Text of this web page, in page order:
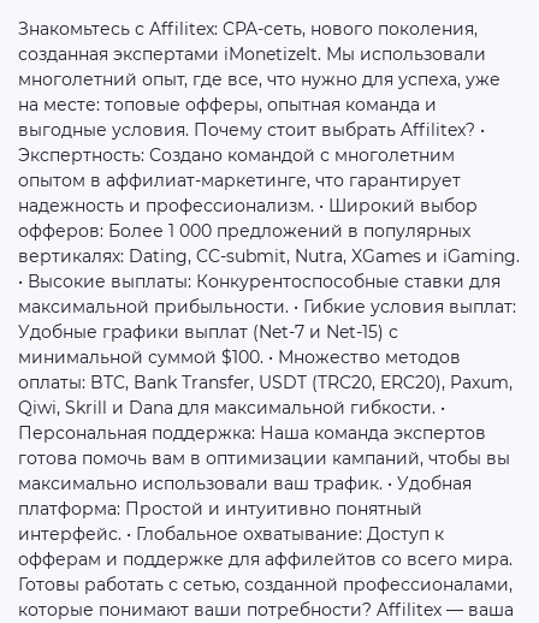
Знакомьтесь с Affilitex: CPA-сеть, нового поколения,
созданная экспертами iMonetizeIt. Мы использовали
многолетний опыт, где все, что нужно для успеха, уже
на месте: топовые офферы, опытная команда и
выгодные условия. Почему стоит выбрать Affilitex? •
Экспертность: Создано командой с многолетним
опытом в аффилиат-маркетинге, что гарантирует
надежность и профессионализм. • Широкий выбор
офферов: Более 1 000 предложений в популярных
вертикалях: Dating, CC-submit, Nutra, XGames и iGaming.
• Высокие выплаты: Конкурентоспособные ставки для
максимальной прибыльности. • Гибкие условия выплат:
Удобные графики выплат (Net-7 и Net-15) с
минимальной суммой $100. • Множество методов
оплаты: BTC, Bank Transfer, USDT (TRC20, ERC20), Paxum,
Qiwi, Skrill и Dana для максимальной гибкости. •
Персональная поддержка: Наша команда экспертов
готова помочь вам в оптимизации кампаний, чтобы вы
максимально использовали ваш трафик. • Удобная
платформа: Простой и интуитивно понятный
интерфейс. • Глобальное охватывание: Доступ к
офферам и поддержке для аффилейтов со всего мира.
Готовы работать с сетью, созданной профессионалами,
которые понимают ваши потребности? Affilitex — ваша